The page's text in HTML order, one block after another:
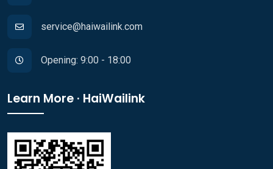
service@haiwailink.com
Opening: 9:00 - 18:00
Learn More · HaiWailink